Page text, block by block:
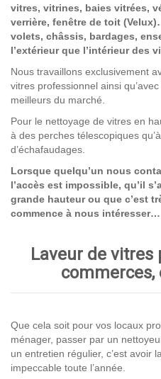
vitres, vitrines, baies vitrées,
verrière, fenêtre de toit
volets, châssis, bardages,
l’extérieur que l’intérieur des
Nous travaillons exclusivement
vitres professionnel ainsi
meilleurs du marché.
Pour le nettoyage de vitres en
à des perches télescopiques
d’échafaudages.
Lorsque quelqu’un nous
l’accès est impossible, qu’il
grande hauteur ou que c’est
commence à nous intéresser…
Laveur de
Que cela soit pour vos locaux
ménager, passer par un
un entretien régulier, c’est avoir
impeccable toute l’année.